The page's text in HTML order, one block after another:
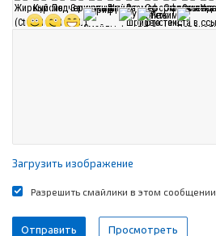
Загрузить изображение
Разрешить смайлики в этом сообщении